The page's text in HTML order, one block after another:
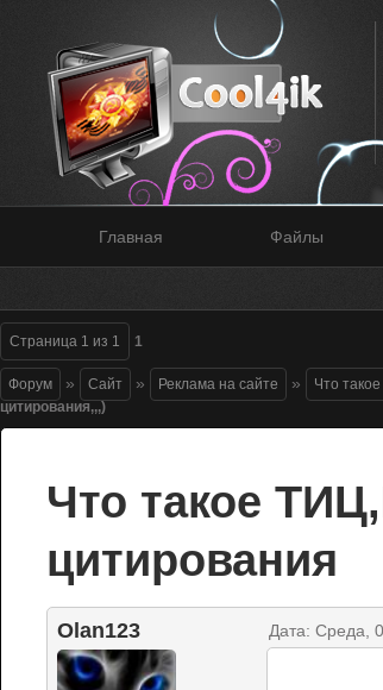
Главная Файлы
Страница 1 из 1 1
Форум » Сайт » Реклама на сайте » Что
цитирования,,,)
Что такое
цитирования
Olan123 Дата: Среда,